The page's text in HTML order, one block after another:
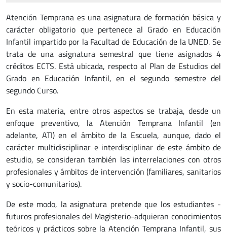
Atención Temprana es una asignatura de formación básica y
carácter obligatorio que pertenece al Grado en Educación
Infantil impartido por la Facultad de Educación de la UNED. Se
trata de una asignatura semestral que tiene asignados 4
créditos ECTS. Está ubicada, respecto al Plan de Estudios del
Grado en Educación Infantil, en el segundo semestre del
segundo Curso.
En esta materia, entre otros aspectos se trabaja, desde un
enfoque preventivo, la Atención Temprana Infantil (en
adelante, ATI) en el ámbito de la Escuela, aunque, dado el
carácter multidisciplinar e interdisciplinar de este ámbito de
estudio, se consideran también las interrelaciones con otros
profesionales y ámbitos de intervención (familiares, sanitarios
y socio-comunitarios).
De este modo, la asignatura pretende que los estudiantes -
futuros profesionales del Magisterio-adquieran conocimientos
teóricos y prácticos sobre la Atención Temprana Infantil, sus